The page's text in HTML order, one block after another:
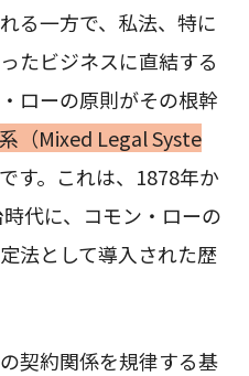
る一方で、私法、特に
たビジネスに直結する
ローの原則がその根幹
（Mixed Legal Syste
す。これは、1878年か
代に、コモン・ローの
法として導入された歴
契約関係を規律する基